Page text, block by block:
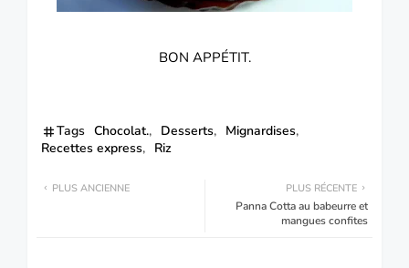
BON APPÉTIT.
Tags Chocolat. Desserts
Mignardises
Recettes express
Riz
PLUS RÉCENTE
Panna Cotta au babeurre et
mangues confites
PLUS ANCIENNE